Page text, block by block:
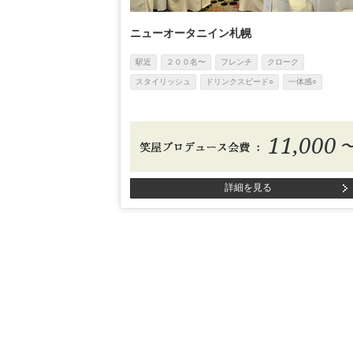
ニューオータニイン札幌
駅近 ２００名〜 フレンチ クローク
スタイリッシュ ドリンクスピード○ 一体感○
11,000
詳細を見る